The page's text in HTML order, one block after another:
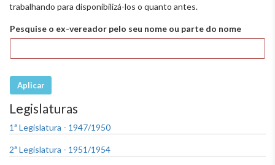
trabalhando para disponibilizá-los o quanto antes.
Pesquise o ex-vereador pelo seu nome ou parte do nome
Aplicar
Legislaturas
1ª Legislatura - 1947/1950
2ª Legislatura - 1951/1954